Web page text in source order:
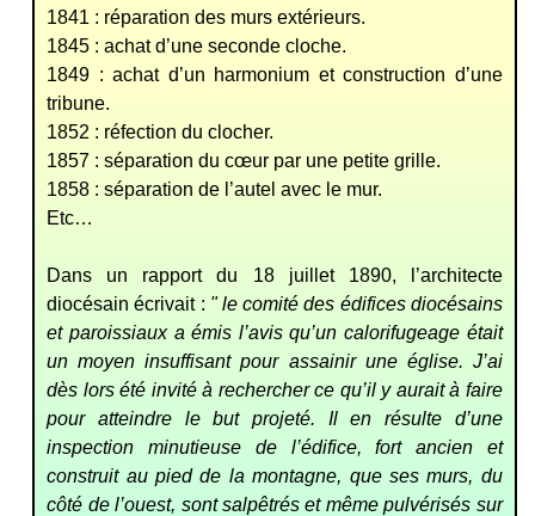
1841 : réparation des murs extérieurs.
1845 : achat d’une seconde cloche.
1849 : achat d’un harmonium et construction d’une
tribune.
1852 : réfection du clocher.
1857 : séparation du cœur par une petite grille.
1858 : séparation de l’autel avec le mur.
Etc…
Dans un rapport du 18 juillet 1890, l’architecte
diocésain écrivait : " le comité des édifices diocésains
et paroissiaux a émis l’avis qu’un calorifugeage était
un moyen insuffisant pour assainir une église. J’ai
dès lors été invité à rechercher ce qu’il y aurait à faire
pour atteindre le but projeté. Il en résulte d’une
inspection minutieuse de l’édifice, fort ancien et
construit au pied de la montagne, que ses murs, du
côté de l’ouest, sont salpêtrés et même pulvérisés sur